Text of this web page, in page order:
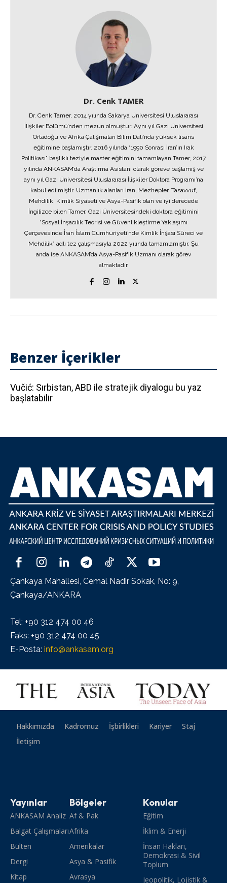
Dr. Cenk TAMER
Dr. Cenk Tamer, 2014 yılında Sakarya Üniversitesi Uluslararası
İlişkiler Bölümü’nden mezun olmuştur. Aynı yıl Gazi Üniversitesi
Ortadoğu ve Afrika Çalışmaları Bilim Dalı’nda yüksek lisans
eğitimine başlamıştır. 2016 yılında “1990 Sonrası İran’ın Irak
Politikası” başlıklı teziyle master eğitimini tamamlayan Tamer, 2017
yılında ANKASAM’da Araştırma Asistanı olarak göreve başlamış ve
aynı yıl Gazi Üniversitesi Uluslararası İlişkiler Doktora Programı’na
kabul edilmiştir. Uzmanlık alanları İran, Mezhepler, Tasavvuf,
Mehdilik, Kimlik Siyaseti ve Asya-Pasifik olan ve iyi derecede
İngilizce bilen Tamer, Gazi Üniversitesindeki doktora eğitimini
“Sosyal İnşacılık Teorisi ve Güvenlikleştirme Yaklaşımı
Çerçevesinde İran İslam Cumhuriyeti’nde Kimlik İnşası Süreci ve
Mehdilik” adlı tez çalışmasıyla 2022 yılında tamamlamıştır. Şu
anda ise ANKASAM’da Asya-Pasifik Uzmanı olarak görev
almaktadır.
Benzer İçerikler
Vučić: Sırbistan, ABD ile stratejik diyalogu bu yaz
başlatabilir
Çankaya Mahallesi, Cemal Nadir Sokak, No: 9,
Çankaya/ANKARA
Tel: +90 312 474 00 46
Faks: +90 312 474 00 45
E-Posta: info@ankasam.org
Hakkımızda Kadromuz İşbirlikleri Kariyer
Staj
İletişim
Yayınlar
ANKASAM Analiz
Balgat Çalışmaları
Bülten
Dergi
Kitap
Bölgeler
Af & Pak
Afrika
Amerikalar
Asya & Pasifik
Avrasya
Konular
Eğitim
İklim & Enerji
İnsan Hakları,
Demokrasi & Sivil
Toplum
Jeopolitik, Lojistik &